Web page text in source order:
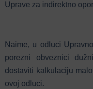
Uprave za indirektno
Naime, u odluci
porezni obveznici
dostaviti kalkulaciju
ovoj odluci.